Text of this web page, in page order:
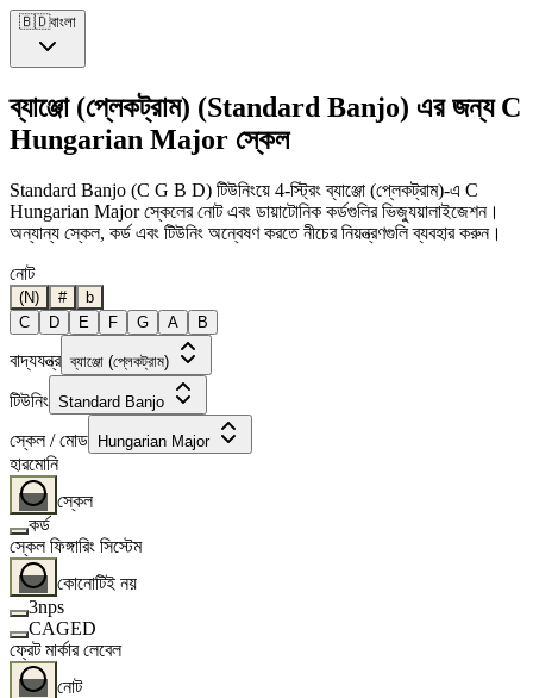
🇧🇩বাংলা
ব্যাঞ্জো (প্লেকট্রাম) (Standard Banjo) এর জন্য C
Hungarian Major স্কেল
Standard Banjo (C G B D) টিউনিংয়ে 4-স্ট্রিং ব্যাঞ্জো (প্লেকট্রাম)-এ C
Hungarian Major স্কেলের নোট এবং ডায়াটোনিক কর্ডগুলির ভিজ্যুয়ালাইজেশন।
অন্যান্য স্কেল, কর্ড এবং টিউনিং অন্বেষণ করতে নীচের নিয়ন্ত্রণগুলি ব্যবহার করুন।
নোট
(N) #
b
C
D E F G A B
বাদ্যযন্ত্র ব্যাঞ্জো (প্লেকট্রাম)
টিউনিং Standard Banjo
স্কেল / মোড Hungarian Major
হারমোনি
স্কেল
কর্ড
স্কেল ফিঙ্গারিং সিস্টেম
কোনোটিই নয়
3nps
CAGED
ফ্রেট মার্কার লেবেল
নোট